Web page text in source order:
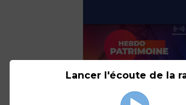
Lancer l'écoute de la